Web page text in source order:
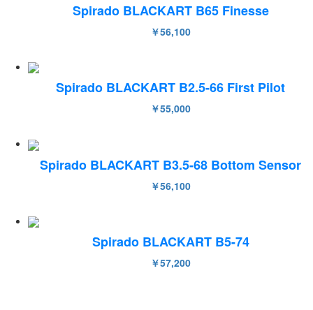
Spirado BLACKART B65 Finesse
￥56,100
Spirado BLACKART B2.5-66 First Pilot
￥55,000
Spirado BLACKART B3.5-68 Bottom Sensor
￥56,100
Spirado BLACKART B5-74
￥57,200